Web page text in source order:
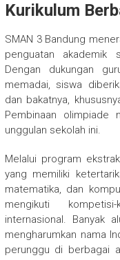
Kurikulum
SMAN 3 Bandung
penguatan akademik
Dengan dukungan
memadai, siswa
dan bakatnya,
Pembinaan olimpiade
unggulan sekolah ini.
Melalui program
yang memiliki
matematika, dan
mengikuti
internasional. Banyak
mengharumkan nama
perunggu di berbagai